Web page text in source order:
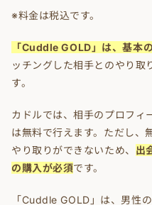
※料金は税込です。
「Cuddle GOLD」は、基本
ッチングした相手とのやり取
す。
カドルでは、相手のプロフィ
は無料で行えます。ただし、
やり取りができないため、 出
の購入が必須です。
「Cuddle GOLD」は、男性